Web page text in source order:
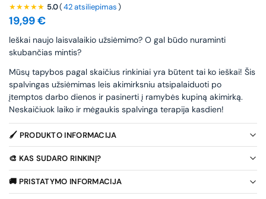
★★★★★ 5.0(42 atsiliepimas)
19,99€
leškai naujo laisvalaikio užsiėmimo? O gal būdo nuraminti
skubančias mintis?
Mūsų tapybos pagal skaičius rinkiniai yra būtent tai ko ieškai! Šis
spalvingas užsiėmimas leis akimirksniu atsipalaiduoti po
įtemptos darbo dienos ir pasinerti į ramybės kupiną akimirką.
Neskaičiuok laiko ir mėgaukis spalvinga terapija kasdien!
🖌️ PRODUKTO INFORMACIJA
🎨 KAS SUDARO RINKINĮ?
🚚 PRISTATYMO INFORMACIJA